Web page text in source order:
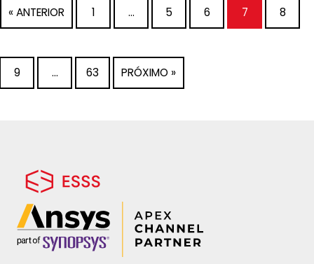
« ANTERIOR 1 … 5 6 7 8
9 … 63 PRÓXIMO »